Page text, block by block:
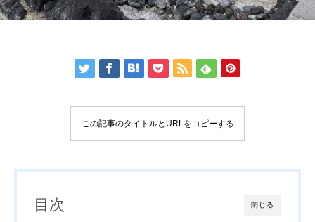
この記事のタイトルとURLをコピーする
閉じる
目次